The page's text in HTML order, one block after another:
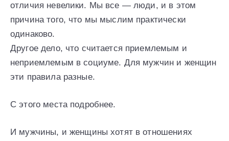
отличия невелики. Мы все — люди, и в этом
причина того, что мы мыслим практически
одинаково.
Другое дело, что считается приемлемым и
неприемлемым в социуме. Для мужчин и женщин
эти правила разные.
С этого места подробнее.
И мужчины, и женщины хотят в отношениях